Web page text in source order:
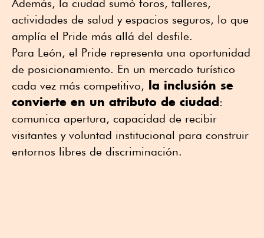
Además, la ciudad sumó foros, talleres,
actividades de salud y espacios seguros, lo que
amplía el Pride más allá del desfile.
Para León, el Pride representa una oportunidad
de posicionamiento. En un mercado turístico
cada vez más competitivo,
la inclusión se
convierte en un atributo de ciudad :
comunica apertura, capacidad de recibir
visitantes y voluntad institucional para construir
entornos libres de discriminación.